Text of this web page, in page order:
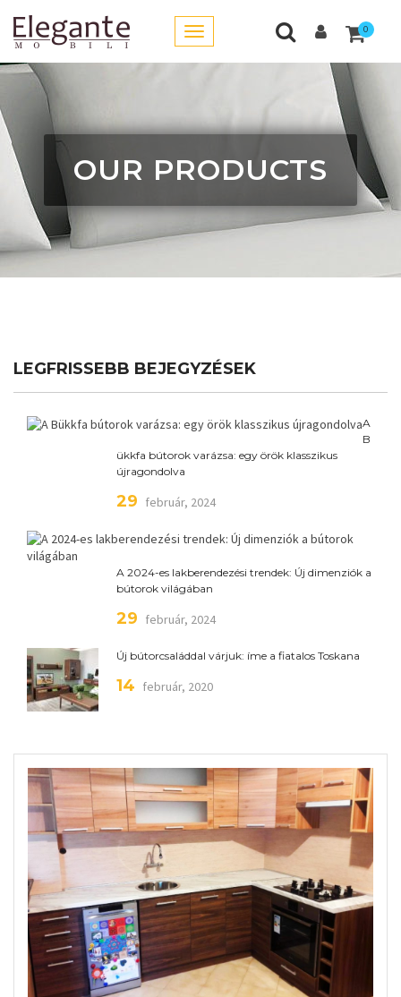
0
OUR PRODUCTS
LEGFRISSEBB BEJEGYZÉSEK
A
B
ükkfa bútorok varázsa: egy örök klasszikus
újragondolva
29 február, 2024
A 2024-es lakberendezési trendek: Új dimenziók a
bútorok világában
29 február, 2024
Új bútorcsaláddal várjuk: íme a fiatalos Toskana
14 február, 2020